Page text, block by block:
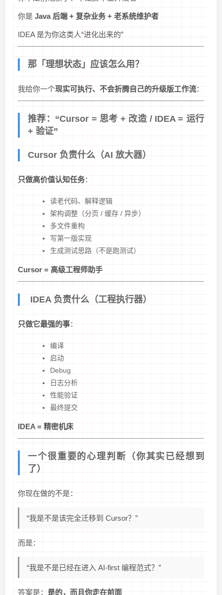
你是 Java 后端 + 复杂业务 + 老系统维护者
IDEA 是为你这类人“进化出来的”
那「理想状态」应该怎么用？
我给你一个现实可执行、不会折腾自己的升级版工作流：
推荐：“Cursor = 思考 + 改造 / IDEA = 运行
+ 验证”
Cursor 负责什么（AI 放大器）
只做高价值认知任务：
读老代码、解释逻辑
架构调整（分页 / 缓存 / 异步）
多文件重构
写第一版实现
生成测试思路（不是跑测试）
Cursor = 高级工程师助手
️ IDEA 负责什么（工程执行器）
只做它最强的事：
编译
启动
Debug
日志分析
性能验证
最终提交
IDEA = 精密机床
一个很重要的心理判断（你其实已经想到
了）
你现在做的不是：
“我是不是该完全迁移到 Cursor？”
而是：
“我是不是已经在进入 AI-first 编程范式？”
答案是： 是的，而且你走在前面